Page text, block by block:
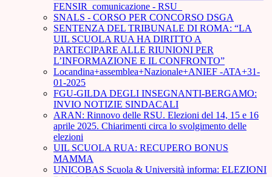
FENSIR_comunicazione - RSU_
SNALS - CORSO PER CONCORSO DSGA
SENTENZA DEL TRIBUNALE DI ROMA: “LA
UIL SCUOLA RUA HA DIRITTO A
PARTECIPARE ALLE RIUNIONI PER
L’INFORMAZIONE E IL CONFRONTO”
Locandina+assemblea+Nazionale+ANIEF -ATA+31-
01-2025
FGU-GILDA DEGLI INSEGNANTI-BERGAMO:
INVIO NOTIZIE SINDACALI
ARAN: Rinnovo delle RSU. Elezioni del 14, 15 e 16
aprile 2025. Chiarimenti circa lo svolgimento delle
elezioni
UIL SCUOLA RUA: RECUPERO BONUS
MAMMA
UNICOBAS Scuola & Università informa: ELEZIONI